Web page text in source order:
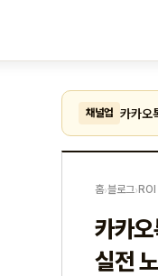
채널업 카카오
홈›블로그› ROI
카카
실전